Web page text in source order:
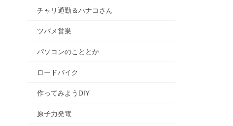
チャリ通勤＆ハナコさん
ツバメ営巣
パソコンのこととか
ロードバイク
作ってみようDIY
原子力発電